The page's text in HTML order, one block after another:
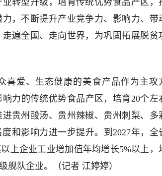
转型升级，培育传统优势食品产区，
，不断提升产业竞争力、影响力、带
遍全国、走向世界，为巩固拓展脱贫
喜爱、生态健康的美食产品作为主攻
力的传统优势食品产区，培育20个左
贵州酸汤、贵州辣椒、贵州刺梨、多
和影响力进一步提升。到2027年，全
上企业工业增加值年均增长5%以上，
舰队企业。（记者 江婷婷）